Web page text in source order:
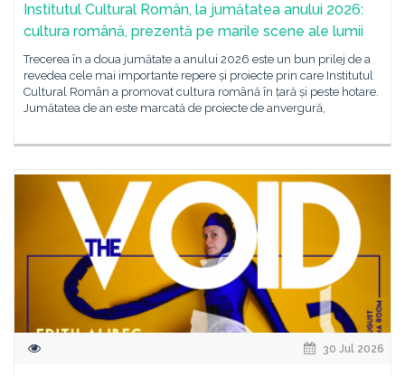
Institutul Cultural Român, la jumătatea anului 2026:
cultura română, prezentă pe marile scene ale lumii
Trecerea în a doua jumătate a anului 2026 este un bun prilej de a
revedea cele mai importante repere și proiecte prin care Institutul
Cultural Român a promovat cultura română în țară și peste hotare.
Jumătatea de an este marcată de proiecte de anvergură,
30 Jul 2026